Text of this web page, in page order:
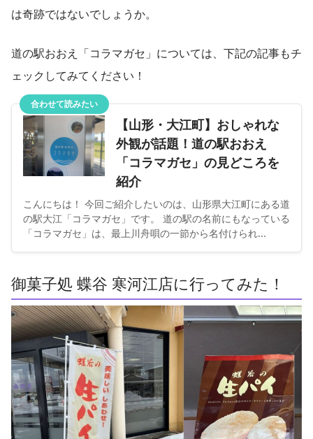
は奇跡ではないでしょうか。
道の駅おおえ「コラマガセ」については、下記の記事もチ
ェックしてみてください！
合わせて読みたい
【山形・大江町】おしゃれな
外観が話題！道の駅おおえ
「コラマガセ」の見どころを
紹介
こんにちは！ 今回ご紹介したいのは、山形県大江町にある道
の駅大江「コラマガセ」です。 道の駅の名前にもなっている
「コラマガセ」は、最上川舟唄の一節から名付けられ...
御菓子処 蝶谷 寒河江店に行ってみた！